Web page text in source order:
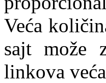
Veća
sajt može
linkova